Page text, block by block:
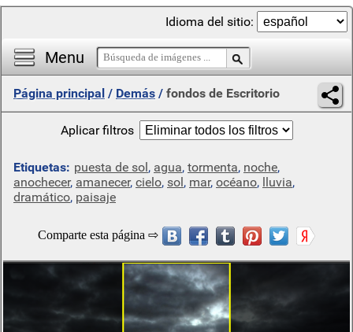
Menu
Idioma del sitio:
Página principal / Demás / fondos de Escritorio
Aplicar filtros
Etiquetas: puesta de sol, agua, tormenta, noche,
anochecer, amanecer, cielo, sol, mar, océano, lluvia,
dramático, paisaje